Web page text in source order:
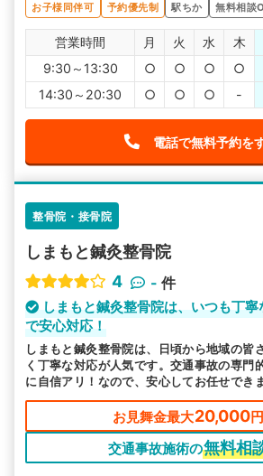
お子様同伴可
予約優先制 駅ちか 無料相談
営業時間 月 火 水 木
9:30～13:30
○ ○ ○ ○
14:30～20:30
○ ○ ○ -
電話で無料予約を
整骨院・接骨院
しまもと鍼灸整骨院
4
- 件
しまもと鍼灸整骨院は、いつも丁
で安心対応！
しまもと鍼灸整骨院は、日頃から地域の皆
く丁寧な対応が人気です。交通事故の専門
に自信アリ！なので、安心してお任せできま
お見舞金最大20,000
交通事故施術の無料相